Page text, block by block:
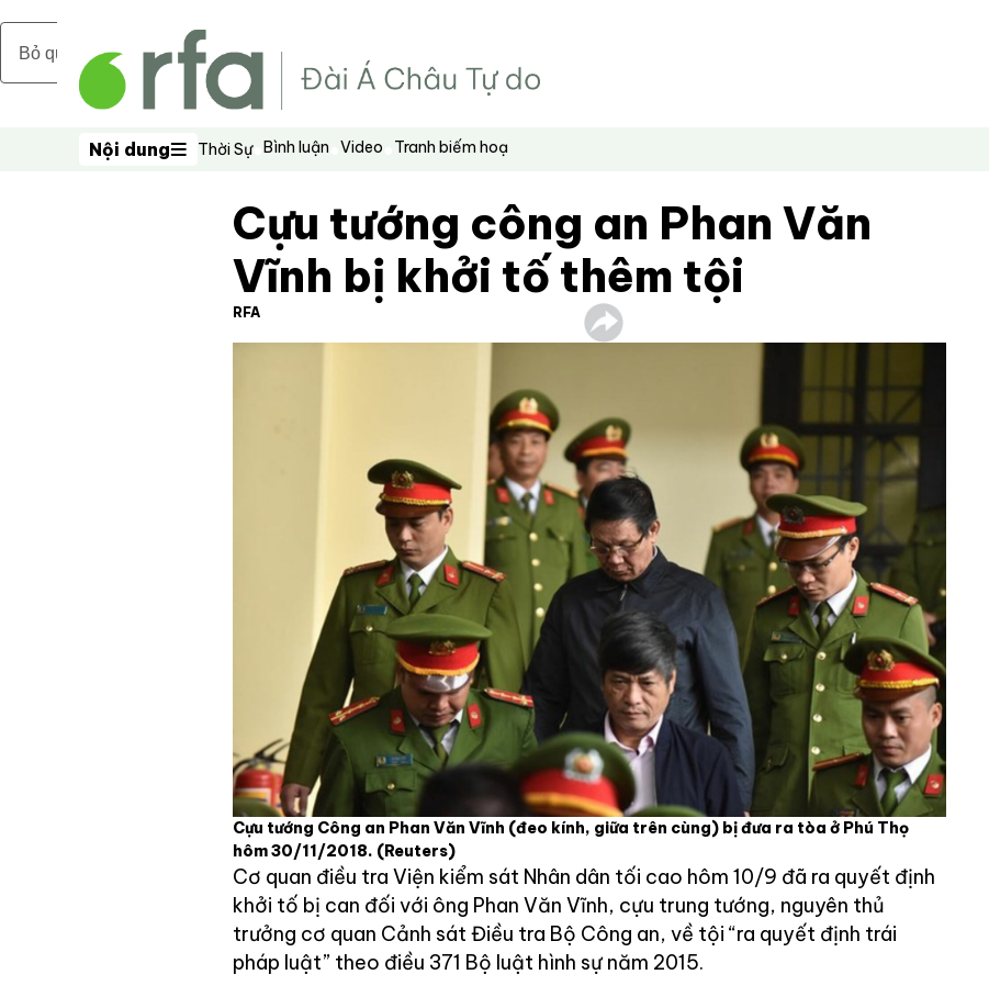
Bỏ qua nội dung chính
Nội dung
Nội dung Thời Sự Bình luận Video Tranh biếm hoạ
Cựu tướng công an Phan Văn
Vĩnh bị khởi tố thêm tội
RFA
Cựu tướng Công an Phan Văn Vĩnh (đeo kính, giữa trên cùng) bị đưa ra tòa ở Phú Thọ
hôm 30/11/2018. (Reuters)
Cơ quan điều tra Viện kiểm sát Nhân dân tối cao hôm 10/9 đã ra quyết định
khởi tố bị can đối với ông Phan Văn Vĩnh, cựu trung tướng, nguyên thủ
trưởng cơ quan Cảnh sát Điều tra Bộ Công an, về tội “ra quyết định trái
pháp luật” theo điều 371 Bộ luật hình sự năm 2015.